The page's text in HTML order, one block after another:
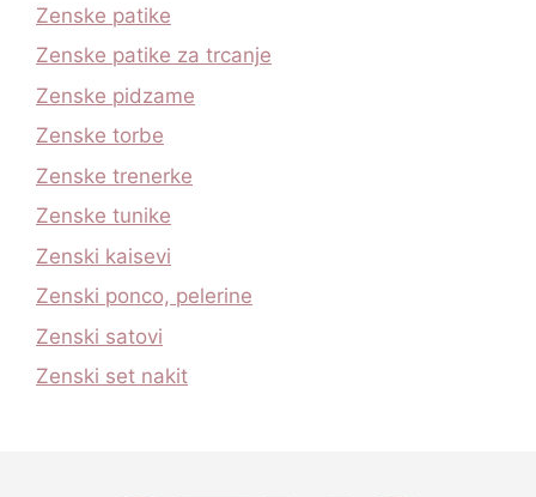
Zenske patike
Zenske patike za trcanje
Zenske pidzame
Zenske torbe
Zenske trenerke
Zenske tunike
Zenski kaisevi
Zenski ponco, pelerine
Zenski satovi
Zenski set nakit